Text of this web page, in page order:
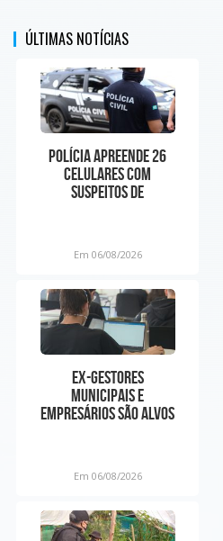
ÚLTIMAS NOTÍCIAS
Polícia apreende 26
celulares com
suspeitos de
Em 06/08/2026
Ex-gestores
municipais e
empresários são alvos
Em 06/08/2026